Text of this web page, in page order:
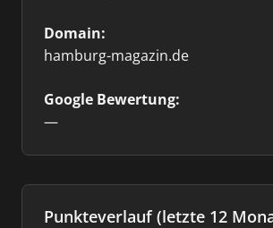
Domain:
hamburg-magazin.de
Google Bewertung:
—
Punkteverlauf (letzte 12